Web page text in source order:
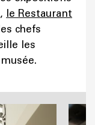
le Restaurant
chefs
les